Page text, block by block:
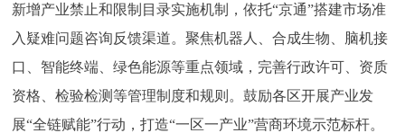
新增产业禁止和限制目录实施机制，依托“京通”搭建市场准
入疑难问题咨询反馈渠道。聚焦机器人、合成生物、脑机接
口、智能终端、绿色能源等重点领域，完善行政许可、资质
资格、检验检测等管理制度和规则。鼓励各区开展产业发
展“全链赋能”行动，打造“一区一产业”营商环境示范标杆。